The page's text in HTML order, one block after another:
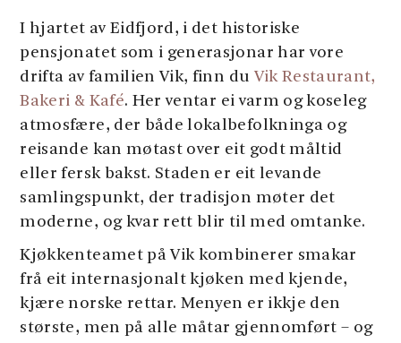
I hjartet av Eidfjord, i det historiske
pensjonatet som i generasjonar har vore
drifta av familien Vik, finn du Vik Restaurant,
Bakeri & Kafé. Her ventar ei varm og koseleg
atmosfære, der både lokalbefolkninga og
reisande kan møtast over eit godt måltid
eller fersk bakst. Staden er eit levande
samlingspunkt, der tradisjon møter det
moderne, og kvar rett blir til med omtanke.
Kjøkkenteamet på Vik kombinerer smakar
frå eit internasjonalt kjøken med kjende,
kjære norske rettar. Menyen er ikkje den
største, men på alle måtar gjennomført – og